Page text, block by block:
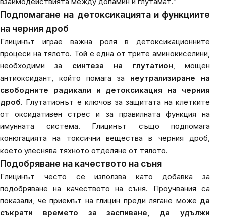
Подпомагане на детоксикацията и функциите
на черния дроб
Глицинът играе важна роля в детоксикационните
процеси на тялото. Той е една от трите аминокиселини,
необходими за синтеза на глутатион, мощен
антиоксидант, който помага за неутрализиране на
свободните радикали и детоксикация на черния
дроб. Глутатионът е ключов за защитата на клетките
от оксидативен стрес и за правилната функция на
имунната система. Глицинът също подпомага
конюгацията на токсични вещества в черния дроб,
което улеснява тяхното отделяне от тялото.
Подобряване на качеството на съня
Глицинът често се използва като добавка за
подобряване на качеството на съня. Проучвания са
показали, че приемът на глицин преди лягане може да
съкрати времето за заспиване, да удължи